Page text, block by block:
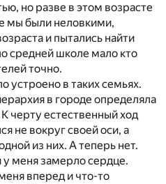
но разве в этом возрасте
мы были неловкими,
и пытались найти
средней школе мало кто
точно.
устроено в таких семьях.
в городе определяла
черту естественный ход
не вокруг своей оси, а
из них. А теперь нет.
у меня замерло сердце.
вперед и что-то